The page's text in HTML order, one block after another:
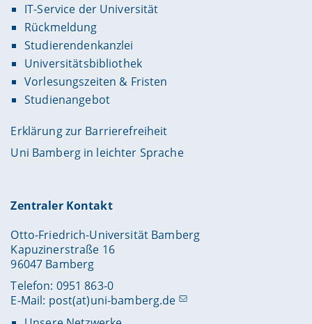
IT-Service der Universität
Rückmeldung
Studierendenkanzlei
Universitätsbibliothek
Vorlesungszeiten & Fristen
Studienangebot
Erklärung zur Barrierefreiheit
Uni Bamberg in leichter Sprache
Zentraler Kontakt
Otto-Friedrich-Universität Bamberg
Kapuzinerstraße 16
96047 Bamberg
Telefon: 0951 863-0
E-Mail: post(at)uni-bamberg.de